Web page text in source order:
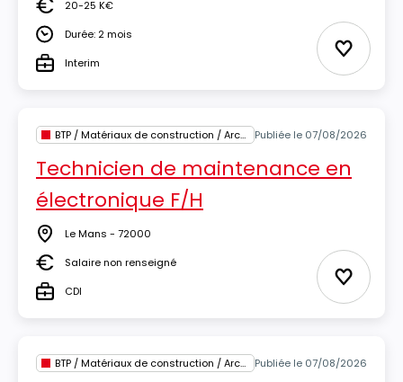
Salaire20-25 K€
DuréeDurée: 2 mois
TypeInterim Ajouter
BTP / Matériaux de construction / Architecture Publiée le 07/08/2026
Technicien de maintenance en
électronique F/H
Lieu Le Mans - 72000
SalaireSalaire non renseigné
TypeCDI Ajouter
BTP / Matériaux de construction / Architecture Publiée le 07/08/2026